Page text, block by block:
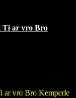
Ti ar vro Bro
ar vro Bro Kemperle